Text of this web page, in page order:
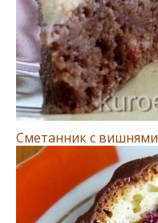
Сметанник с вишнями